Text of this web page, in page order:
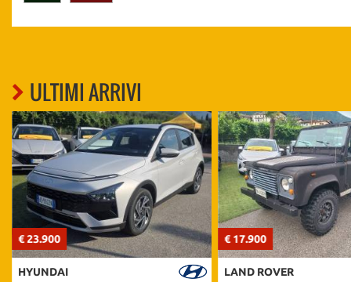
ULTIMI ARRIVI
€ 23.900
HYUNDAI
€ 17.900
LAND ROVER